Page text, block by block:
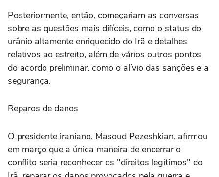
Posteriormente, então, começariam as conversas
sobre as questões mais difíceis, como o status do
urânio altamente enriquecido do Irã e detalhes
relativos ao estreito, além de vários outros pontos
do acordo preliminar, como o alívio das sanções e a
segurança.
Reparos de danos
O presidente iraniano, Masoud Pezeshkian, afirmou
em março que a única maneira de encerrar o
conflito seria reconhecer os "direitos legítimos" do